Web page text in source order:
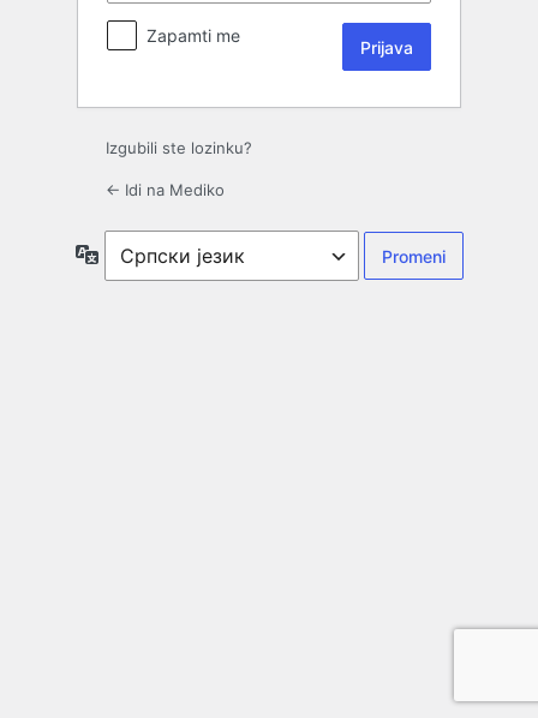
Zapamti me
Izgubili ste lozinku?
← Idi na Mediko
Jezik